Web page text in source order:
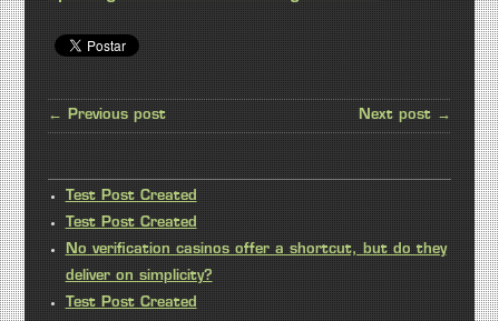
← Previous post Next post →
Test Post Created
Test Post Created
No verification casinos offer a shortcut, but do they
deliver on simplicity?
Test Post Created